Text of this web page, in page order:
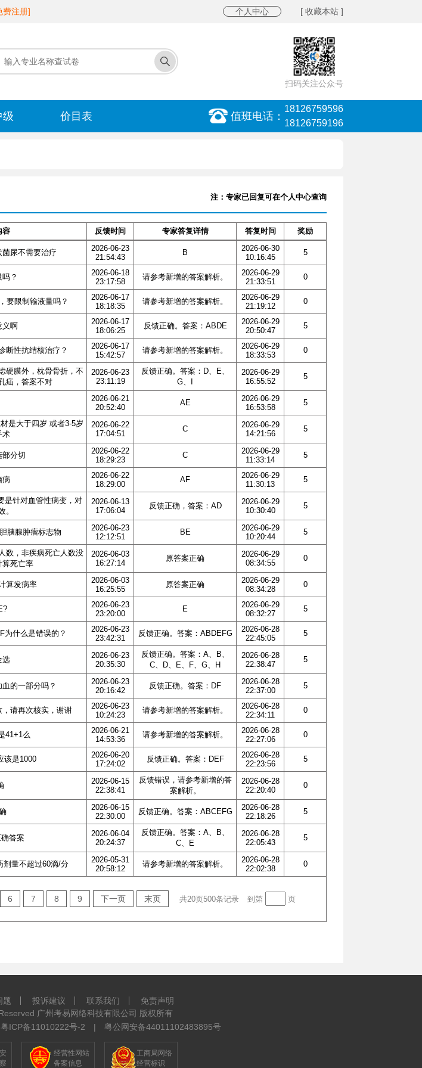
费注册] 个人中心 [ 收藏本站 ]
扫码关注公众号
级 价目表 值班电话：
18126759596
18126759196
注：专家已回复可在个人中心查询
容 反馈时间 专家答复详情 答复时间 奖励
尿不需要治疗
2026-06-23
21:54:43
B
2026-06-30
10:16:45
5
？
2026-06-18
23:17:58
请参考新增的答案解析。
2026-06-29
21:33:51
0
要限制输液量吗？
2026-06-17
18:18:35
请参考新增的答案解析。
2026-06-29
21:19:12
0
义啊
2026-06-17
18:06:25
反馈正确。答案：ABDE
2026-06-29
20:50:47
5
断性抗结核治疗？
2026-06-17
15:42:57
请参考新增的答案解析。
2026-06-29
18:33:53
0
硬膜外，枕骨骨折，不
疝，答案不对
2026-06-23
23:11:19
反馈正确。答案：D、E、
G、I
2026-06-29
16:55:52
5
2026-06-21
20:52:40
AE
2026-06-29
16:53:58
5
是大于四岁 或者3-5岁
术
2026-06-22
17:04:51
C
2026-06-29
14:21:56
5
部分切
2026-06-22
18:29:23
C
2026-06-29
11:33:14
5
病
2026-06-22
18:29:00
AF
2026-06-29
11:30:13
5
是针对血管性病变，对
。
2026-06-13
17:06:04
反馈正确，答案：AD
2026-06-29
10:30:40
5
胰腺肿瘤标志物
2026-06-23
12:12:51
BE
2026-06-29
10:20:44
5
数，非疾病死亡人数没
算死亡率
2026-06-03
16:27:14
原答案正确
2026-06-29
08:34:55
0
算发病率
2026-06-03
16:25:55
原答案正确
2026-06-29
08:34:28
0
2026-06-23
23:20:00
E
2026-06-29
08:32:27
5
为什么是错误的？
2026-06-23
23:42:31
反馈正确。答案：ABDEFG
2026-06-28
22:45:05
5
选
2026-06-23
20:35:30
反馈正确。答案：A、B、
C、D、E、F、G、H
2026-06-28
22:38:47
5
的一部分吗？
2026-06-23
20:16:42
反馈正确。答案：DF
2026-06-28
22:37:00
5
请再次核实，谢谢
2026-06-23
10:24:23
请参考新增的答案解析。
2026-06-28
22:34:11
0
41+1么
2026-06-21
14:53:36
请参考新增的答案解析。
2026-06-28
22:27:06
0
该是1000
2026-06-20
17:24:02
反馈正确。答案：DEF
2026-06-28
22:23:56
5
2026-06-15
22:38:41
反馈错误，请参考新增的答
案解析。
2026-06-28
22:20:40
0
2026-06-15
22:30:00
反馈正确。答案：ABCEFG
2026-06-28
22:18:26
5
答案
2026-06-04
20:24:37
反馈正确。答案：A、B、
C、E
2026-06-28
22:05:43
5
剂量不超过60滴/分
2026-05-31
20:58:12
请参考新增的答案解析。
2026-06-28
22:02:38
0
6 7 8 9 下一页 末页 共20页500条记录 到第 页
题 投诉建议 联系我们
免责声明
广州考易网络科技有限公司 版权所有
粤ICP备11010222号-2 | 粤公网安备44011102483895号
经营性网站
备案信息
工商局网络
经营标识